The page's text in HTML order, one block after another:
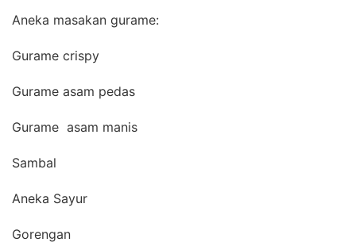
Aneka masakan gurame:
Gurame crispy
Gurame asam pedas
Gurame asam manis
Sambal
Aneka Sayur
Gorengan